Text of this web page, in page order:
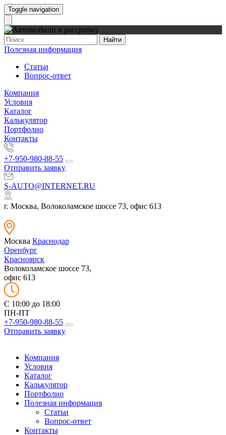
Toggle navigation
Найти
Полезная информация
Статьи
Вопрос-ответ
Компания
Условия
Каталог
Калькулятор
Портфолио
Контакты
+7-950-980-88-55
Отправить заявку
S-AUTO@INTERNET.RU
г. Москва, Волоколамское шоссе 73, офис 613
Москва Краснодар
Оренбург
Красноярск
Волоколамское шоссе 73,
офис 613
C 10:00 до 18:00
ПН-ПТ
+7-950-980-88-55
Отправить заявку
Компания
Условия
Каталог
Калькулятор
Портфолио
Полезная информация
Статьи
Вопрос-ответ
Контакты